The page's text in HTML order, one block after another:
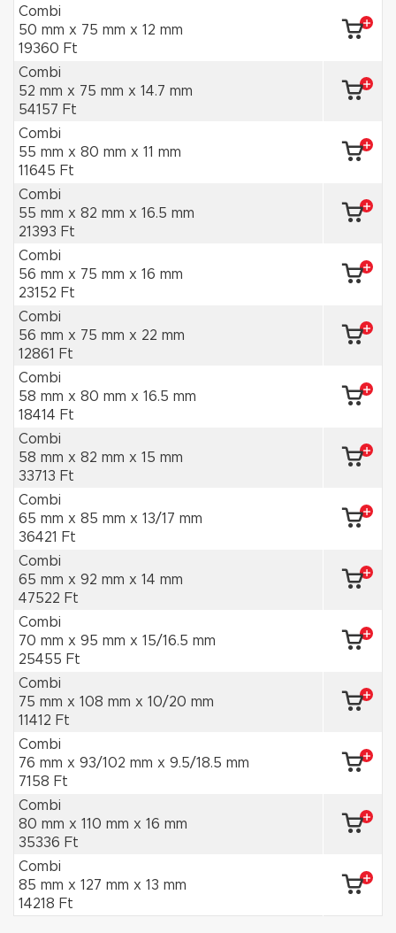
Combi
50 mm x 75 mm x 12 mm
19360 Ft
Combi
52 mm x 75 mm x 14.7 mm
54157 Ft
Combi
55 mm x 80 mm x 11 mm
11645 Ft
Combi
55 mm x 82 mm x 16.5 mm
21393 Ft
Combi
56 mm x 75 mm x 16 mm
23152 Ft
Combi
56 mm x 75 mm x 22 mm
12861 Ft
Combi
58 mm x 80 mm x 16.5 mm
18414 Ft
Combi
58 mm x 82 mm x 15 mm
33713 Ft
Combi
65 mm x 85 mm x 13/17 mm
36421 Ft
Combi
65 mm x 92 mm x 14 mm
47522 Ft
Combi
70 mm x 95 mm x 15/16.5 mm
25455 Ft
Combi
75 mm x 108 mm x 10/20 mm
11412 Ft
Combi
76 mm x 93/102 mm x 9.5/18.5 mm
7158 Ft
Combi
80 mm x 110 mm x 16 mm
35336 Ft
Combi
85 mm x 127 mm x 13 mm
14218 Ft